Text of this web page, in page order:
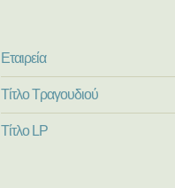
Εταιρεία
Τίτλο Τραγουδιού
Τίτλο LP